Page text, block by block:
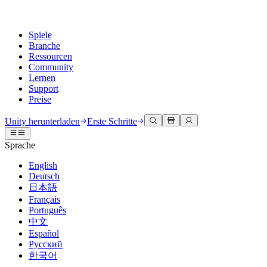
Spiele
Branche
Ressourcen
Community
Lernen
Support
Preise
Unity Engine
Erstellen Sie 2D- und 3D-Spiele für jede Plattform
Zusammenarbeit
Schnell mit Ihrem Team zusammenarbeiten und iterieren
Unity herunterladen
Abonnements und Preise
Bereitstellen
Multiplattform
3D-Zusammenarbeit
Erstellen und überprüfen Sie 3D-Projekte in Echtzeit
Immersive Schulung
In immersiven Umgebungen trainieren
Kundenerlebnisse
Interaktive 3D-Erlebnisse erstellen
Branchen
Fertigung
Dokumentation
Entwicklertools
Versionsfreigaben und Fehlerverfolgung
Roadmap
Bevorstehende Funktionen überprüfen
Glossar
Diskussionen
Veranstaltungen
Globale und lokale Veranstaltungen
Gemeinschaftsgeschichten
Made with Unity
Präsentation von Unity-Schöpfern
Unity Learn
Meistern Sie Unity-Fähigkeiten kostenlos
Professionelles Training
Verbessern Sie Ihr Team mit Unity-Trainern
Neu bei Unity
Erste Schritte
Beginnen Sie noch heute mit dem Lernen
Unity Essential Pathways
Hilfe erhalten
Wir helfen Ihnen, mit Unity erfolgreich zu sein
Erfolgspläne
Erreichen Sie Ihre Ziele schneller mit Expertenunterstützung
FAQ
Antworten auf häufige Fragen
Kontakt aufnehmen
Verbinden Sie sich mit unserem Team
Unity herunterladen Erste Schritte
Sprache
English
Deutsch
日本語
Français
Português
中文
Español
Русский
한국어